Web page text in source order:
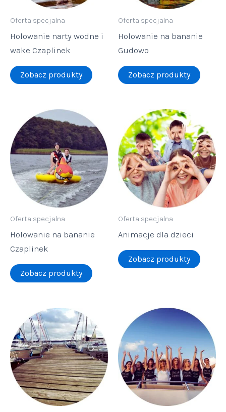
Oferta specjalna
Holowanie narty wodne i
wake Czaplinek
Zobacz produkty
Oferta specjalna
Holowanie na bananie
Gudowo
Zobacz produkty
Oferta specjalna
Holowanie na bananie
Czaplinek
Zobacz produkty
Oferta specjalna
Animacje dla dzieci
Zobacz produkty